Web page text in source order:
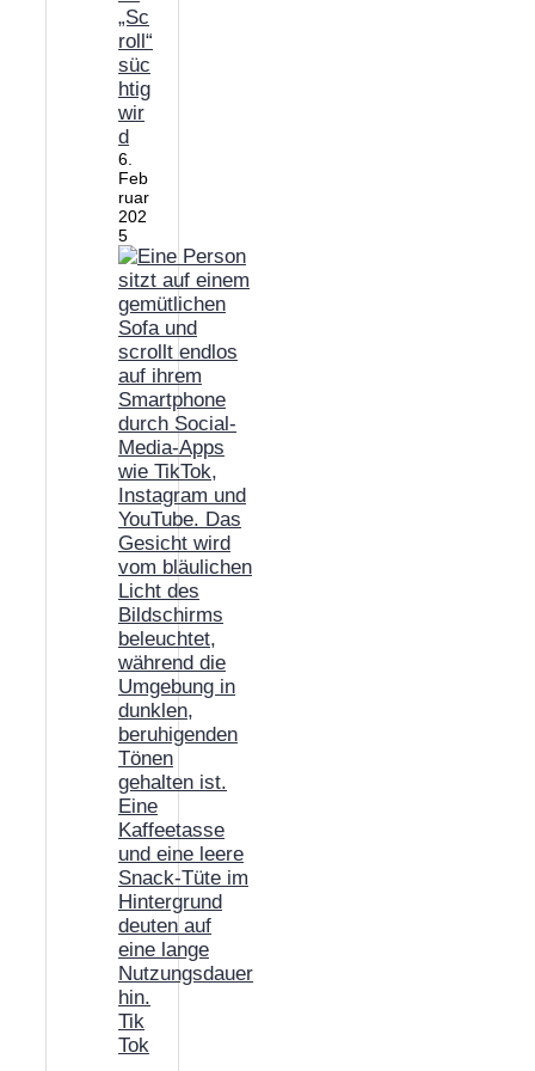
„Sc
roll“
süc
htig
wir
d
6.
Feb
ruar
202
5
Tik
Tok